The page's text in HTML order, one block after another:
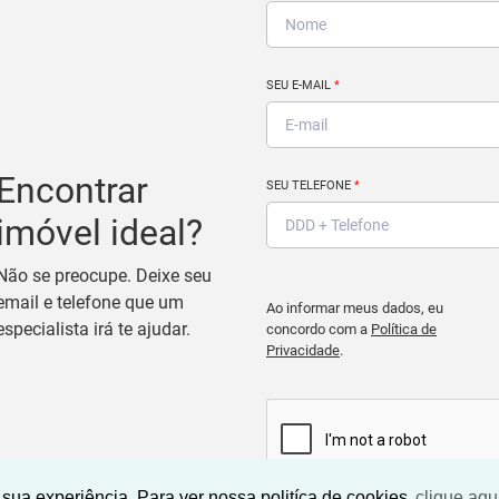
ideal?
se preocupe. Deixe seu
e telefone que um
irá te ajudar.
SEU E-MAIL *
SEU TELEFONE *
Ao informar meus dados, eu
concordo com a Política de
Privacidade.